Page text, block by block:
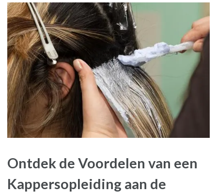
Ontdek de Voordelen van een
Kappersopleiding aan de